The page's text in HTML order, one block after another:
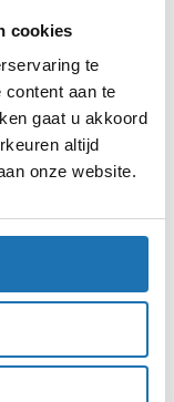
cookies
te
content aan te
gaat u akkoord
altijd
onze website.
has occurred while
browser console